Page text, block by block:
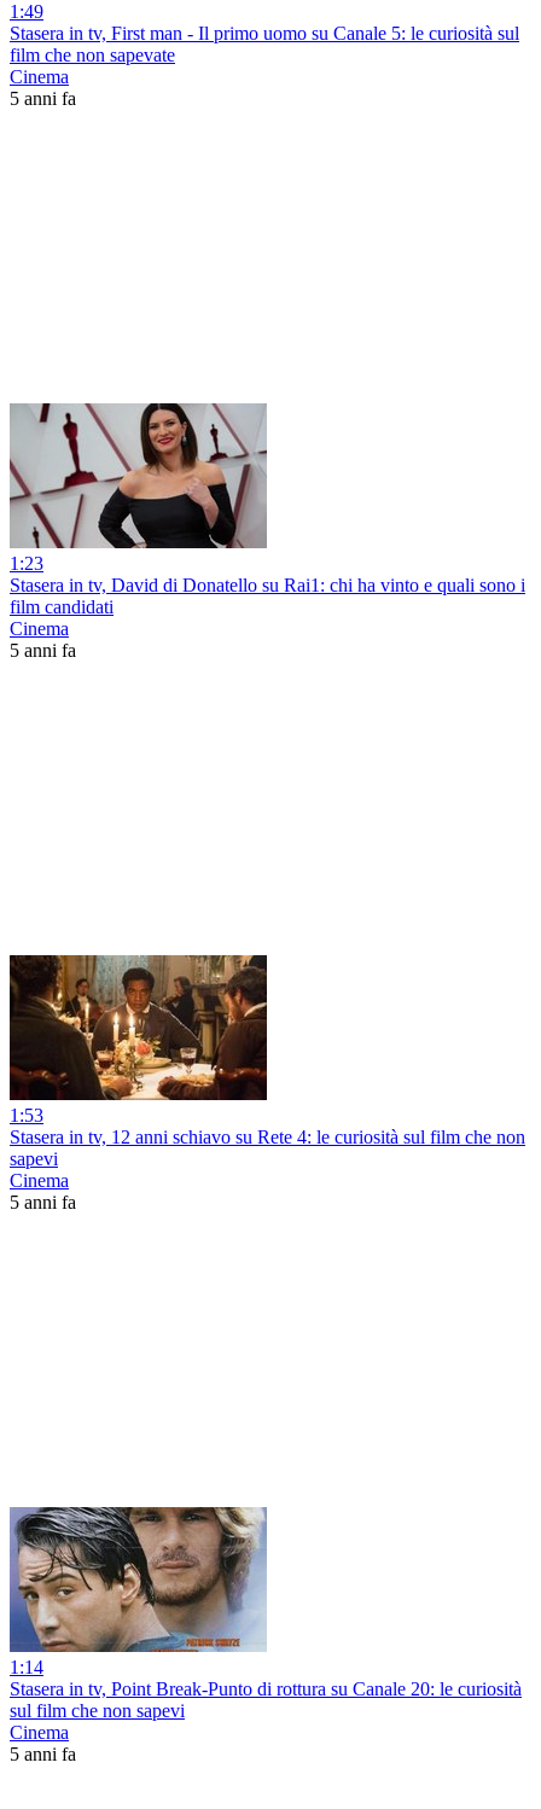
1:49
Stasera in tv, First man - Il primo uomo su Canale 5: le curiosità sul
film che non sapevate
Cinema
5 anni fa
1:23
Stasera in tv, David di Donatello su Rai1: chi ha vinto e quali sono i
film candidati
Cinema
5 anni fa
1:53
Stasera in tv, 12 anni schiavo su Rete 4: le curiosità sul film che non
sapevi
Cinema
5 anni fa
1:14
Stasera in tv, Point Break-Punto di rottura su Canale 20: le curiosità
sul film che non sapevi
Cinema
5 anni fa